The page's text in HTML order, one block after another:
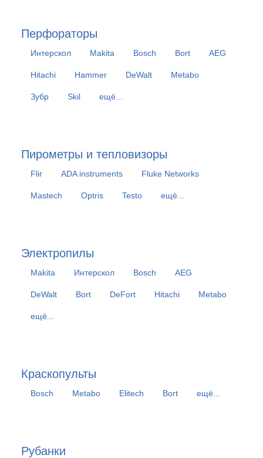
Перфораторы
Интерскол Makita Bosch Bort AEG
Hitachi Hammer DeWalt Metabo
Зубр Skil ещё...
Пирометры и тепловизоры
Flir ADA instruments Fluke Networks
Mastech Optris Testo ещё...
Электропилы
Makita Интерскол Bosch AEG
DeWalt Bort DeFort Hitachi Metabo
ещё...
Краскопульты
Bosch Metabo Elitech Bort ещё...
Рубанки